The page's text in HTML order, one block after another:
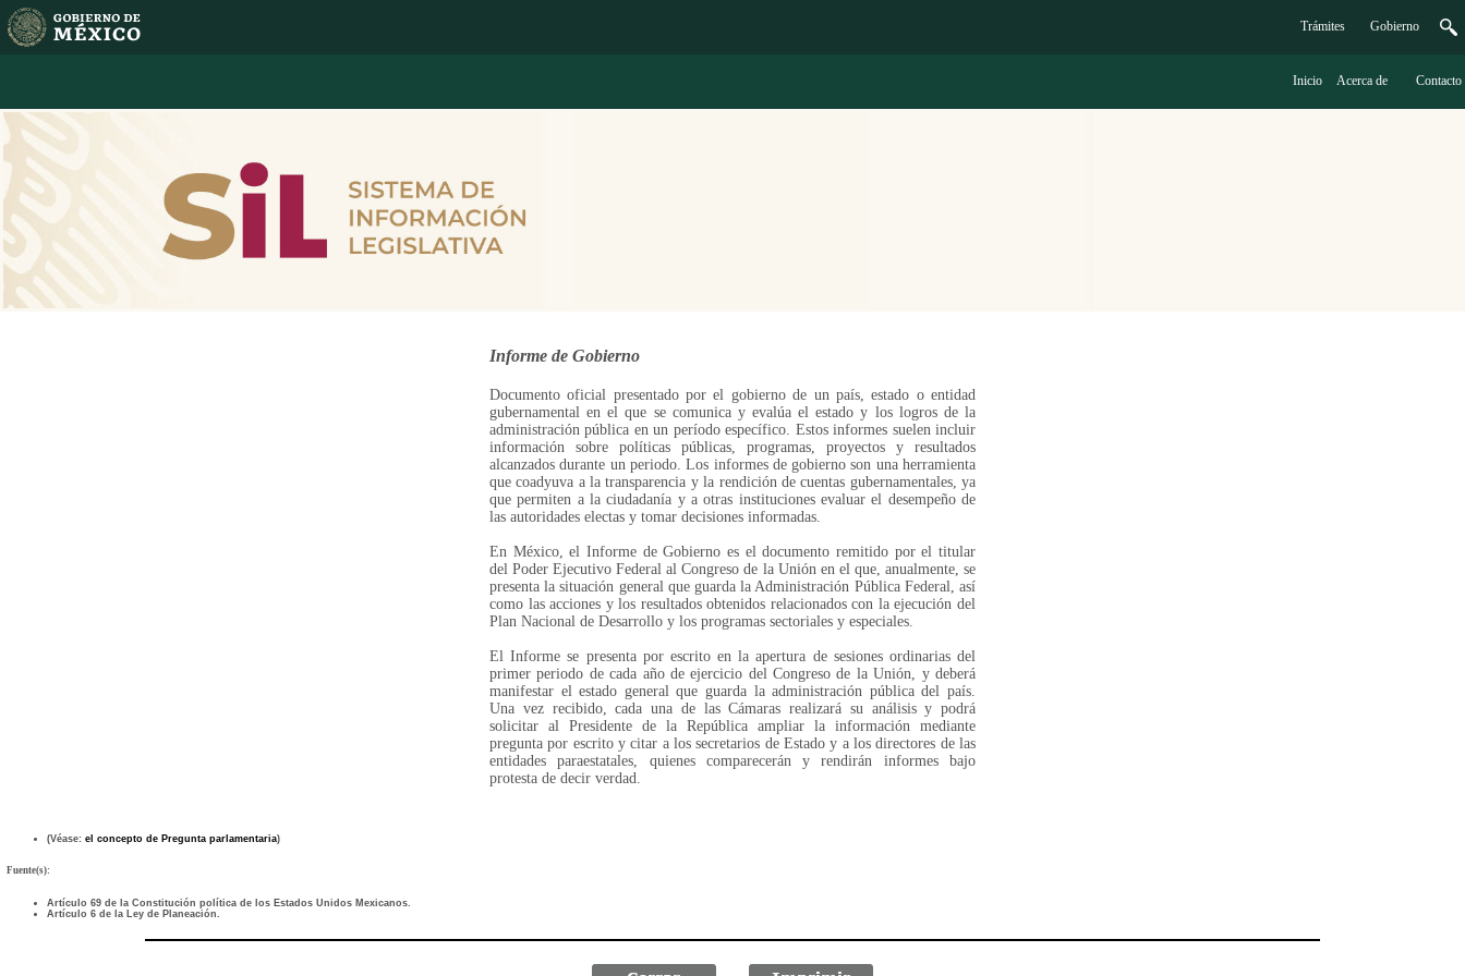
Trámites Gobierno
Inicio Acerca de Contacto
Informe de Gobierno
Documento oficial presentado por el gobierno de un país, estado o entidad
gubernamental en el que se comunica y evalúa el estado y los logros de la
administración pública en un período específico. Estos informes suelen incluir
información sobre políticas públicas, programas, proyectos y resultados
alcanzados durante un periodo. Los informes de gobierno son una herramienta
que coadyuva a la transparencia y la rendición de cuentas gubernamentales, ya
que permiten a la ciudadanía y a otras instituciones evaluar el desempeño de
las autoridades electas y tomar decisiones informadas.
En México, el Informe de Gobierno es el documento remitido por el titular
del Poder Ejecutivo Federal al Congreso de la Unión en el que, anualmente, se
presenta la situación general que guarda la Administración Pública Federal, así
como las acciones y los resultados obtenidos relacionados con la ejecución del
Plan Nacional de Desarrollo y los programas sectoriales y especiales.
El Informe se presenta por escrito en la apertura de sesiones ordinarias del
primer periodo de cada año de ejercicio del Congreso de la Unión, y deberá
manifestar el estado general que guarda la administración pública del país.
Una vez recibido, cada una de las Cámaras realizará su análisis y podrá
solicitar al Presidente de la República ampliar la información mediante
pregunta por escrito y citar a los secretarios de Estado y a los directores de las
entidades paraestatales, quienes comparecerán y rendirán informes bajo
protesta de decir verdad.
(Véase: el concepto de Pregunta parlamentaria)
Fuente(s):
Artículo 69 de la Constitución política de los Estados Unidos Mexicanos.
Artículo 6 de la Ley de Planeación.